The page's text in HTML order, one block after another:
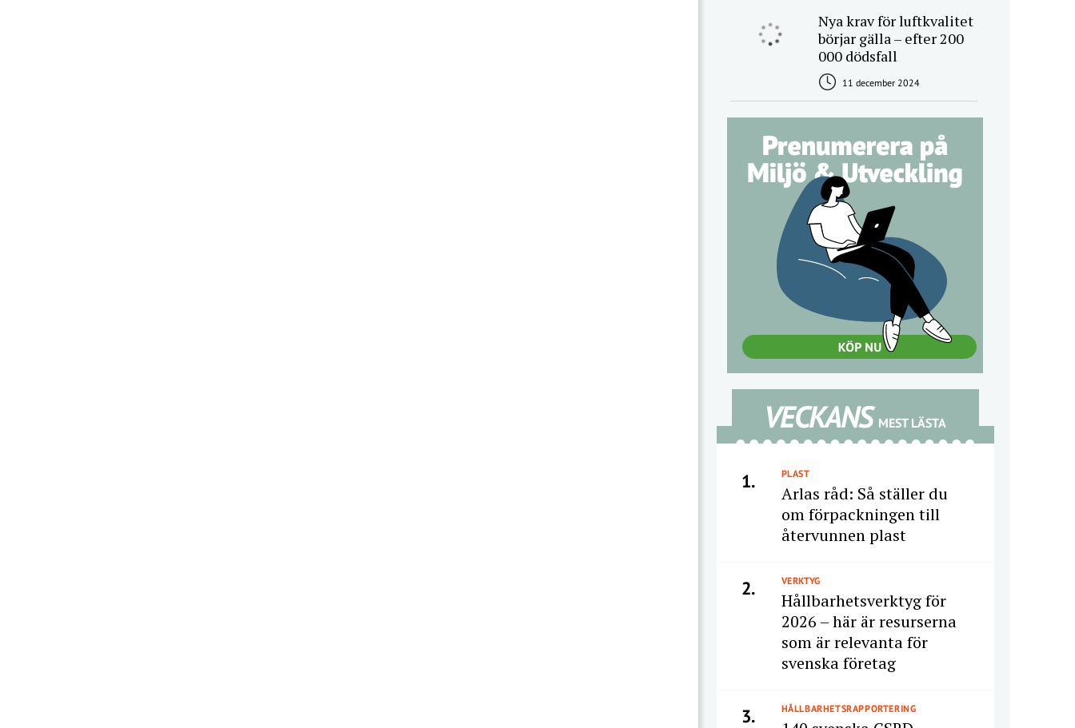
Nya krav för luftkvalitet
börjar gälla – efter 200
000 dödsfall
11 december 2024
VECKANS MEST LÄSTA
1. PLAST
Arlas råd: Så ställer du
om förpackningen till
återvunnen plast
2. VERKTYG
Hållbarhetsverktyg för
2026 – här är resurserna
som är relevanta för
svenska företag
3. HÅLLBARHETSRAPPORTERING